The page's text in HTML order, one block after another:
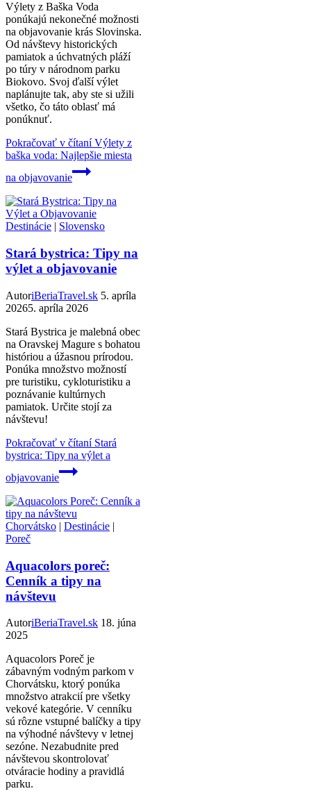
Výlety z Baška Voda
ponúkajú nekonečné možnosti
na objavovanie krás Slovinska.
Od návštevy historických
pamiatok a úchvatných pláží
po túry v národnom parku
Biokovo. Svoj ďalší výlet
naplánujte tak, aby ste si užili
všetko, čo táto oblasť má
ponúknuť.
Pokračovať v čítaníVýlety z
baška voda: Najlepšie miesta
na objavovanie
Destinácie | Slovensko
Stará bystrica: Tipy na
výlet a objavovanie
AutoriBeriaTravel.sk 5. apríla
20265. apríla 2026
Stará Bystrica je malebná obec
na Oravskej Magure s bohatou
históriou a úžasnou prírodou.
Ponúka množstvo možností
pre turistiku, cykloturistiku a
poznávanie kultúrnych
pamiatok. Určite stojí za
návštevu!
Pokračovať v čítaníStará
bystrica: Tipy na výlet a
objavovanie
Chorvátsko | Destinácie |
Poreč
Aquacolors poreč:
Cenník a tipy na
návštevu
AutoriBeriaTravel.sk 18. júna
2025
Aquacolors Poreč je
zábavným vodným parkom v
Chorvátsku, ktorý ponúka
množstvo atrakcií pre všetky
vekové kategórie. V cenníku
sú rôzne vstupné balíčky a tipy
na výhodné návštevy v letnej
sezóne. Nezabudnite pred
návštevou skontrolovať
otváracie hodiny a pravidlá
parku.